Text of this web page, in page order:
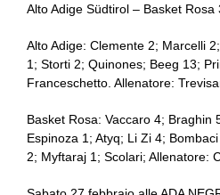
Alto Adige Südtirol – Basket
Alto Adige: Clemente 2; Marcelli
1; Storti 2; Quinones; Beeg 13;
Franceschetto. Allenatore:
Basket Rosa: Vaccaro 4; Braghin
Espinoza 1; Atyq; Li Zi 4;
2; Myftaraj 1; Scolari; Allenatore: